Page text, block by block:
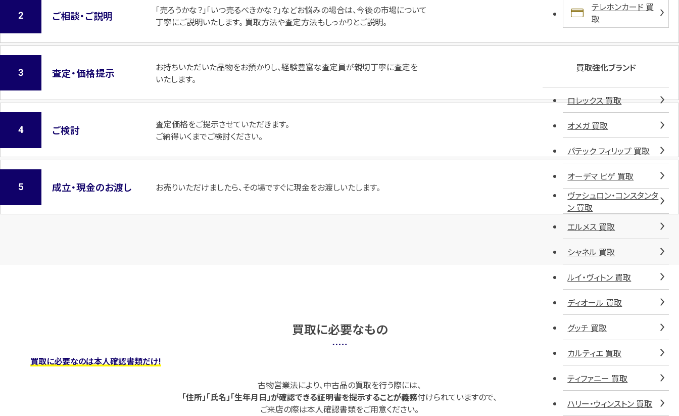
ご相談・ご説明
「売ろうかな？」「いつ売るべきかな？」などお悩みの場合は、今後の市場について
丁寧にご説明いたします。 買取方法や査定方法もしっかりとご説明。
査定・価格提示
お持ちいただいた品物をお預かりし、経験豊富な査定員が親切丁寧に査定を
いたします。
ご検討
査定価格をご提示させていただきます。
ご納得いくまでご検討ください。
成立・現金のお渡し お売りいただけましたら、その場ですぐに現金をお渡しいたします。
買取に必要なもの
買取に必要なのは本人確認書類だけ!
古物営業法により、中古品の買取を行う際には、
「住所」「氏名」「生年月日」が確認できる証明書を提示することが義務付けられていますので、
ご来店の際は本人確認書類をご用意ください。
テレホンカード 買
取
買取強化ブランド
ロレックス 買取
オメガ 買取
パテック フィリップ 買取
オーデマ ピゲ 買取
ヴァシュロン・コンスタンタ
ン 買取
エルメス 買取
シャネル 買取
ルイ・ヴィトン 買取
ディオール 買取
グッチ 買取
カルティエ 買取
ティファニー 買取
ハリー・ウィンストン 買取